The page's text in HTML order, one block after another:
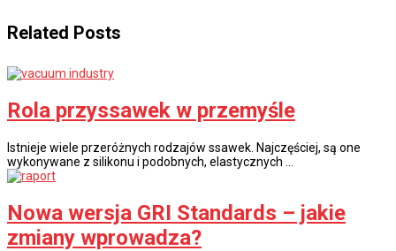
Related Posts
Rola przyssawek w przemyśle
Istnieje wiele przeróżnych rodzajów ssawek. Najczęściej, są one
wykonywane z silikonu i podobnych, elastycznych …
Nowa wersja GRI Standards – jakie
zmiany wprowadza?